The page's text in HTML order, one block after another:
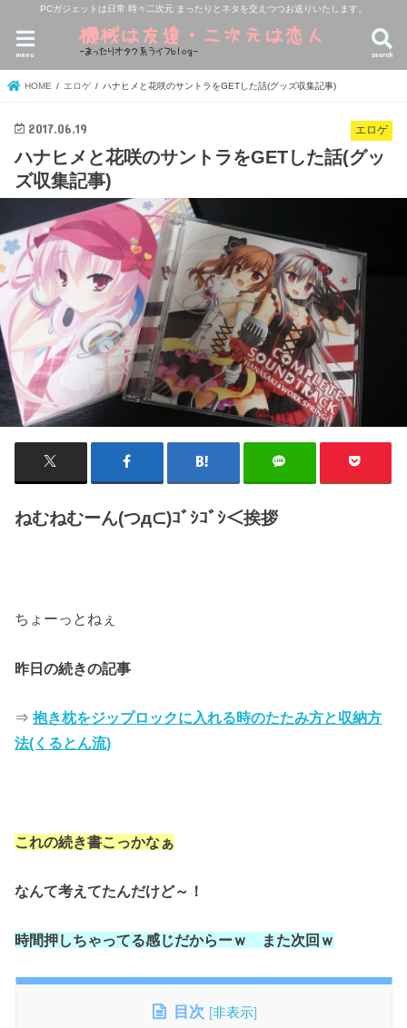
PCガジェットは日常 時々二次元 まったりとネタを交えつつお送りいたします。
search
menu
HOME エロゲ ハナヒメと花咲のサントラをGETした話(グッズ収集記事)
エロゲ
2017.06.19
ハナヒメと花咲のサントラをGETした話(グッ
ズ収集記事)
ねむねむーん(つд⊂)ｺﾞｼｺﾞｼ＜挨拶
ちょーっとねぇ
昨日の続きの記事
⇒抱き枕をジップロックに入れる時のたたみ方と収納方
法(くるとん流)
これの続き書こっかなぁ
なんて考えてたんだけど～！
時間押しちゃってる感じだからーｗ また次回ｗ
目次 [非表示]